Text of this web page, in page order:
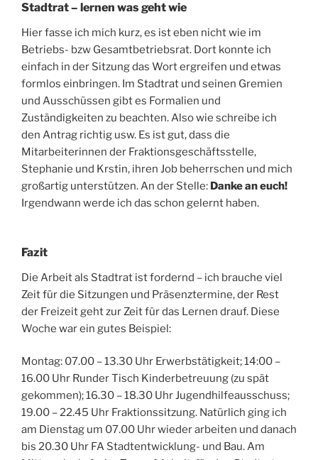
Stadtrat – lernen was geht wie
Hier fasse ich mich kurz, es ist eben nicht wie im
Betriebs- bzw Gesamtbetriebsrat. Dort konnte ich
einfach in der Sitzung das Wort ergreifen und etwas
formlos einbringen. Im Stadtrat und seinen Gremien
und Ausschüssen gibt es Formalien und
Zuständigkeiten zu beachten. Also wie schreibe ich
den Antrag richtig usw. Es ist gut, dass die
Mitarbeiterinnen der Fraktionsgeschäftsstelle,
Stephanie und Krstin, ihren Job beherrschen und mich
großartig unterstützen. An der Stelle: Danke an euch!
Irgendwann werde ich das schon gelernt haben.
Fazit
Die Arbeit als Stadtrat ist fordernd – ich brauche viel
Zeit für die Sitzungen und Präsenztermine, der Rest
der Freizeit geht zur Zeit für das Lernen drauf. Diese
Woche war ein gutes Beispiel:
Montag: 07.00 – 13.30 Uhr Erwerbstätigkeit; 14:00 –
16.00 Uhr Runder Tisch Kinderbetreuung (zu spät
gekommen); 16.30 – 18.30 Uhr Jugendhilfeausschuss;
19.00 – 22.45 Uhr Fraktionssitzung. Natürlich ging ich
am Dienstag um 07.00 Uhr wieder arbeiten und danach
bis 20.30 Uhr FA Stadtentwicklung- und Bau. Am